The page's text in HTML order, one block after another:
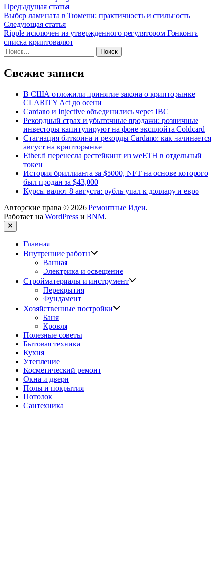
Навигация
по
записям
Предыдущая статьяПредыдущая
статья:
Выбор ламината в Тюмени: практичность и стильность
Следующая статьяСледующая
статья:
Ripple исключен из утвержденного регулятором Гонконга
списка криптовалют
Найти:
Свежие записи
В США отложили принятие закона о крипторынке
CLARITY Act до осени
Cardano и Injective объединились через IBC
Рекордный страх и убыточные продажи: розничные
инвесторы капитулируют на фоне эксплойта Coldcard
Стагнация биткоина и рекорды Cardano: как начинается
август на крипторынке
Ether.fi перенесла рестейкинг из weETH в отдельный
токен
История бриллианта за $5000, NFT на основе которого
был продан за $43,000
Курсы валют 8 августа: рубль упал к доллару и евро
Авторские права © 2026 Ремонтные Идеи.
Работает на WordPress и BNM.
Закрыть
Главная
Внутренние работы
Ванная
Электрика и освещение
Стройматериалы и инструмент
Перекрытия
Фундамент
Хозяйственные постройки
Баня
Кровля
Полезные советы
Бытовая техника
Кухня
Утепление
Косметический ремонт
Окна и двери
Полы и покрытия
Потолок
Сантехника